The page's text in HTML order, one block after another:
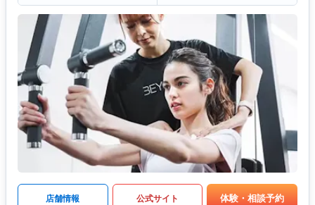
店舗情報 公式サイト 体験・相談予約